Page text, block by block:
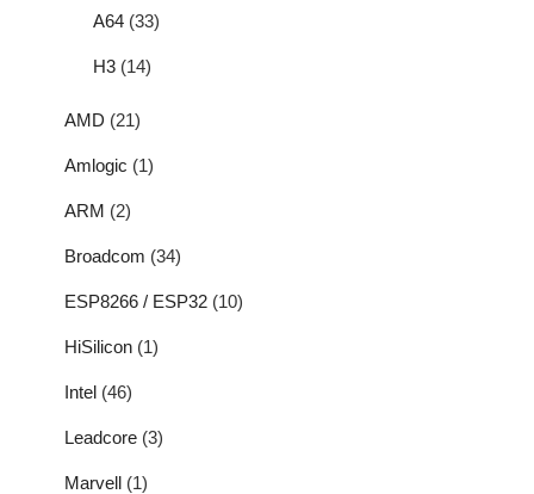
A64 (33)
H3 (14)
AMD (21)
Amlogic (1)
ARM (2)
Broadcom (34)
ESP8266 / ESP32 (10)
HiSilicon (1)
Intel (46)
Leadcore (3)
Marvell (1)